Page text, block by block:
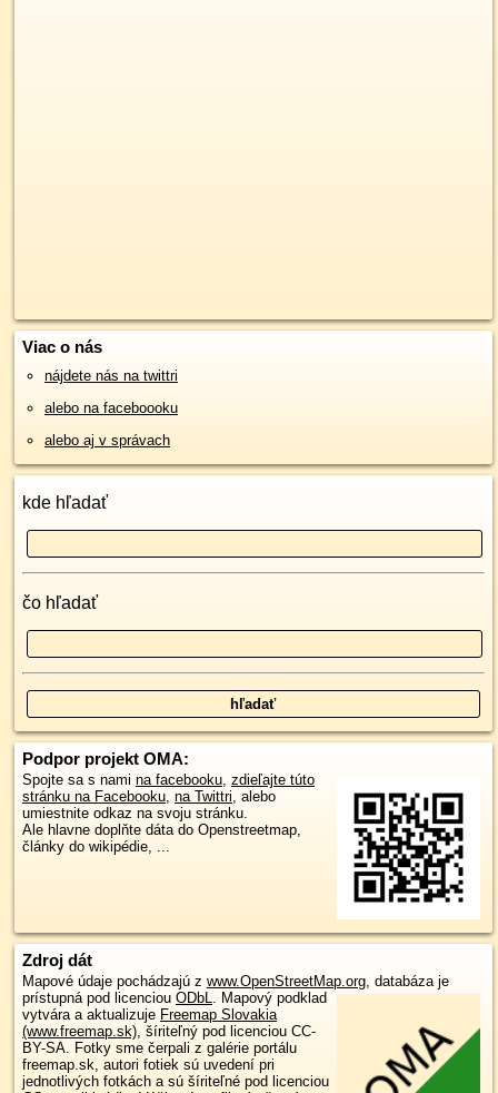
Viac o nás
nájdete nás na twittri
alebo na faceboooku
alebo aj v správach
kde hľadať
čo hľadať
Podpor projekt OMA:
Spojte sa s nami na facebooku, zdieľajte túto
stránku na Facebooku, na Twittri, alebo
umiestnite odkaz na svoju stránku.
Ale hlavne doplňte dáta do Openstreetmap,
články do wikipédie, ...
Zdroj dát
Mapové údaje pochádzajú z www.OpenStreetMap.org , databáza je
prístupná pod licenciou ODbL
Mapový podklad
vytvára a aktualizuje Freemap Slovakia
(www.freemap.sk) , šíriteľný pod licenciou CC-
BY-SA. Fotky sme čerpali z galérie portálu
freemap.sk, autori fotiek sú uvedení pri
jednotlivých fotkách a sú šíriteľné pod licenciou